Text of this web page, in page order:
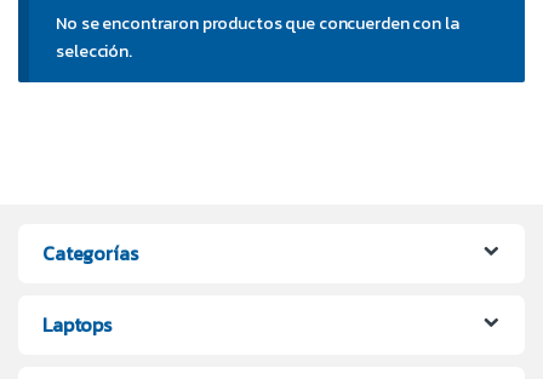
No se encontraron productos que concuerden con la
selección.
Categorías
Laptops